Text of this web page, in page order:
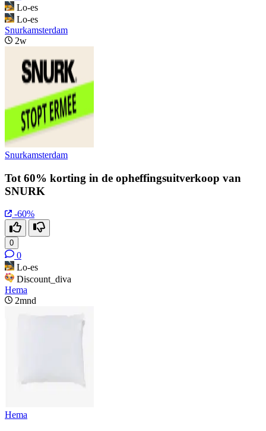
Lo-es
Lo-es
Snurkamsterdam
2w
Snurkamsterdam
Tot 60% korting in de opheffingsuitverkoop van
SNURK
-60%
0
0
Lo-es
Discount_diva
Hema
2mnd
Hema